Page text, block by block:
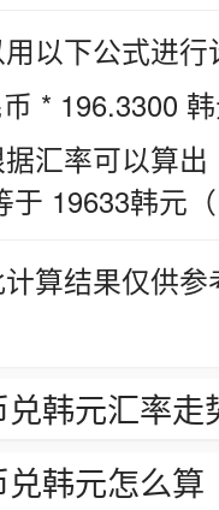
以下公式进行
* 196.3300
汇率可以算
于 19633韩元
算结果仅供
兑韩元汇率走
兑韩元怎么算